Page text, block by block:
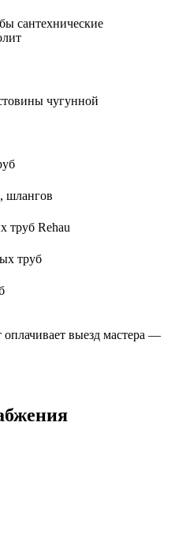
сантехнические
чугунной
шлангов
труб Rehau
труб
оплачивает выезд мастера —